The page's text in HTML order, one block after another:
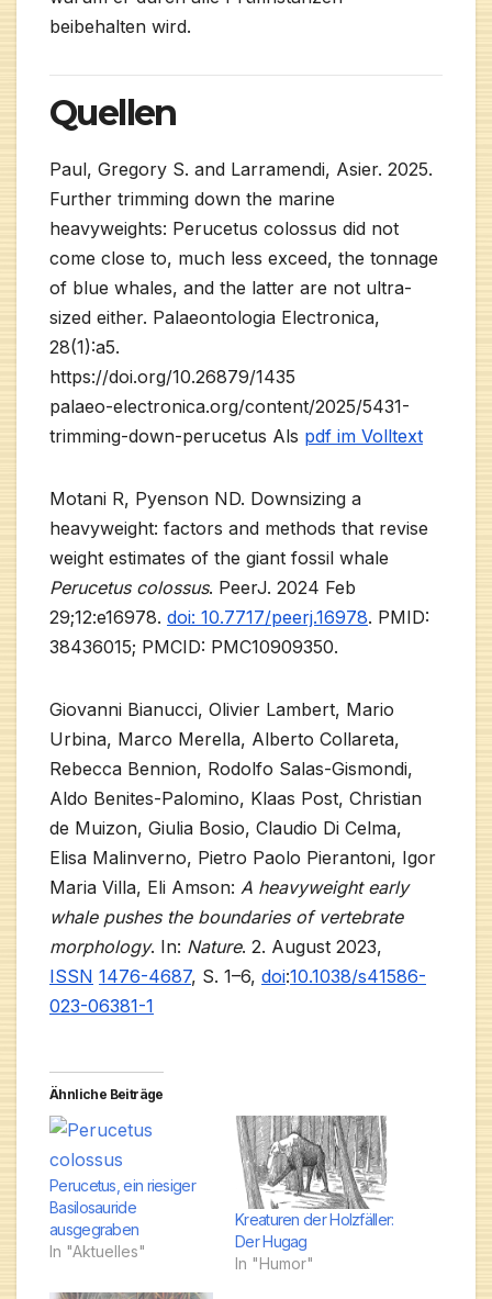
beibehalten wird.
Quellen
Paul, Gregory S. and Larramendi, Asier. 2025.
Further trimming down the marine
heavyweights: Perucetus colossus did not
come close to, much less exceed, the tonnage
of blue whales, and the latter are not ultra-
sized either. Palaeontologia Electronica,
28(1):a5.
https://doi.org/10.26879/1435
palaeo-electronica.org/content/2025/5431-
trimming-down-perucetus Als pdf im Volltext
Motani R, Pyenson ND. Downsizing a
heavyweight: factors and methods that revise
weight estimates of the giant fossil whale
Perucetus colossus. PeerJ. 2024 Feb
29;12:e16978. doi: 10.7717/peerj.16978. PMID:
38436015; PMCID: PMC10909350.
Giovanni Bianucci, Olivier Lambert, Mario
Urbina, Marco Merella, Alberto Collareta,
Rebecca Bennion, Rodolfo Salas-Gismondi,
Aldo Benites-Palomino, Klaas Post, Christian
de Muizon, Giulia Bosio, Claudio Di Celma,
Elisa Malinverno, Pietro Paolo Pierantoni, Igor
Maria Villa, Eli Amson: A heavyweight early
whale pushes the boundaries of vertebrate
morphology. In: Nature. 2. August 2023,
ISSN 1476-4687, S. 1–6, doi:10.1038/s41586-
023-06381-1
Ähnliche Beiträge
Perucetus, ein riesiger
Basilosauride
ausgegraben
In "Aktuelles"
Kreaturen der Holzfäller:
Der Hugag
In "Humor"